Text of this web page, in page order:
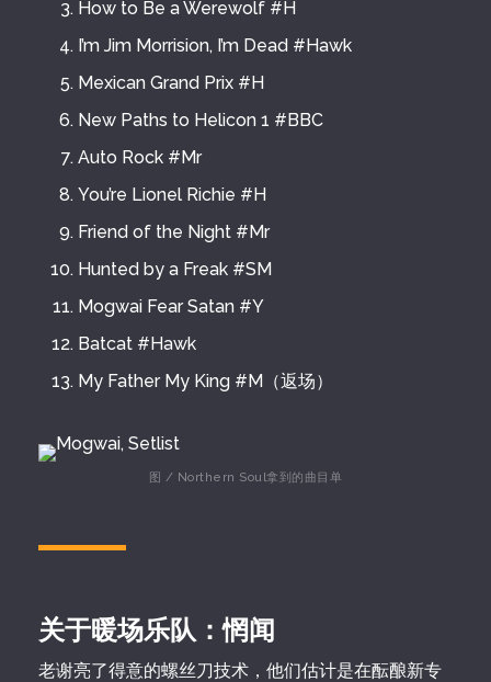
How to Be a Werewolf #H
I’m Jim Morrision, I’m Dead #Hawk
Mexican Grand Prix #H
New Paths to Helicon 1 #BBC
Auto Rock #Mr
You’re Lionel Richie #H
Friend of the Night #Mr
Hunted by a Freak #SM
Mogwai Fear Satan #Y
Batcat #Hawk
My Father My King #M（返场）
图 / Northern Soul拿到的曲目单
关于暖场乐队：惘闻
老谢亮了得意的螺丝刀技术，他们估计是在酝酿新专